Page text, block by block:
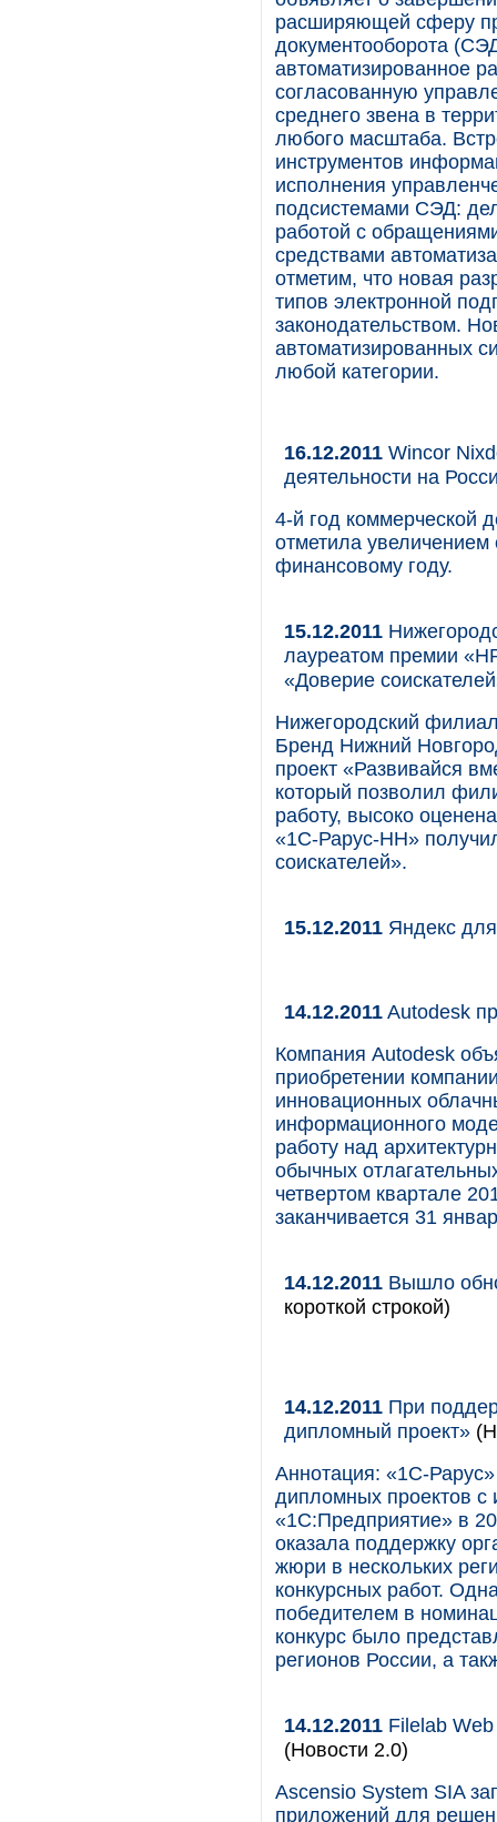
расширяющей сферу
документооборота
автоматизированное
согласованную
среднего звена в
любого масштаба.
инструментов
исполнения
подсистемами СЭД:
работой с
средствами
отметим, что новая
типов электронной
законодательством.
автоматизированных
любой категории.
16.12.2011 Wincor
деятельности на
4-й год коммерческой
отметила
финансовому году.
15.12.2011
лауреатом премии
«Доверие
Нижегородский
Бренд Нижний
проект «Развивайся
который позволил
работу, высоко
«1С-Рарус-НН»
соискателей».
15.12.2011 Яндекс
14.12.2011Autodesk
Компания Autodesk
приобретении
инновационных
информационного
работу над
обычных
четвертом квартале
заканчивается 31
14.12.2011 Вышло
короткой строкой)
14.12.2011 При
дипломный проект»
Аннотация: «1С-
дипломных проектов с
«1С:Предприятие» в
оказала поддержку
жюри в нескольких
конкурсных работ.
победителем в
конкурс было
регионов России, а
14.12.2011 Filelab
(Новости 2.0)
Ascensio System SIA
приложений для